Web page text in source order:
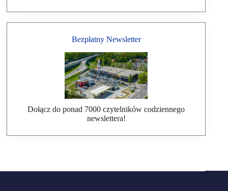
Bezpłatny Newsletter
Dołącz do ponad 7000 czytelników codziennego
newslettera!